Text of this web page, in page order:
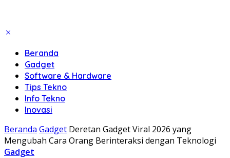
Beranda
Gadget
Software & Hardware
Tips Tekno
Info Tekno
Inovasi
Beranda Gadget Deretan Gadget Viral 2026 yang
Mengubah Cara Orang Berinteraksi dengan Teknologi
Gadget